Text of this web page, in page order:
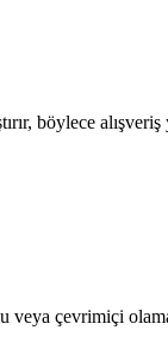
böylece
çevrimiçi